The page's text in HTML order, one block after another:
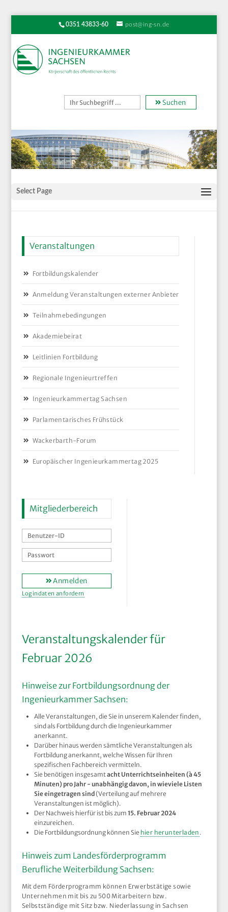
0351 43833-60 post@ing-sn.de
Suchen
Select Page
Veranstaltungen
Fortbildungskalender
Anmeldung Veranstaltungen externer Anbieter
Teilnahmebedingungen
Akademiebeirat
Leitlinien Fortbildung
Regionale Ingenieurtreffen
Ingenieurkammertag Sachsen
Parlamentarisches Frühstück
Wackerbarth-Forum
Europäischer Ingenieurkammertag 2025
Mitgliederbereich
Anmelden
Logindaten anfordern
Veranstaltungskalender für
Februar 2026
Hinweise zur Fortbildungsordnung der
Ingenieurkammer Sachsen:
Alle Veranstaltungen, die Sie in unserem Kalender finden,
sind als Fortbildung durch die Ingenieurkammer
anerkannt.
Darüber hinaus werden sämtliche Veranstaltungen als
Fortbildung anerkannt, welche Wissen für Ihren
spezifischen Fachbereich vermitteln.
Sie benötigen insgesamtacht Unterrichtseinheiten (à 45
Minuten) pro Jahr - unabhängig davon, in wieviele Listen
Sie eingetragen sind(Verteilung auf mehrere
Veranstaltungen ist möglich).
Der Nachweis hierfür ist bis zum 15. Februar 2024
einzureichen.
Die Fortbildungsordnung können Sie hier herunterladen .
Hinweis zum Landesförderprogramm
Berufliche Weiterbildung Sachsen:
Mit dem Förderprogramm können Erwerbstätige sowie
Unternehmen mit bis zu 500 Mitarbeitern bzw.
Selbstständige mit Sitz bzw. Niederlassung in Sachsen